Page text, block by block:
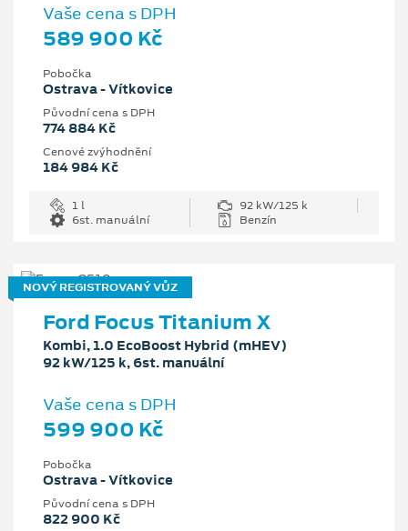
Vaše cena s DPH
589 900 Kč
Pobočka
Ostrava - Vítkovice
Původní cena s DPH
774 884 Kč
Cenové zvýhodnění
184 984 Kč
1 l
92 kW/125 k
6st. manuální
Benzín
NOVÝ REGISTROVANÝ VŮZ
Ford Focus Titanium X
Kombi, 1.0 EcoBoost Hybrid (mHEV)
92 kW/125 k, 6st. manuální
Vaše cena s DPH
599 900 Kč
Pobočka
Ostrava - Vítkovice
Původní cena s DPH
822 900 Kč